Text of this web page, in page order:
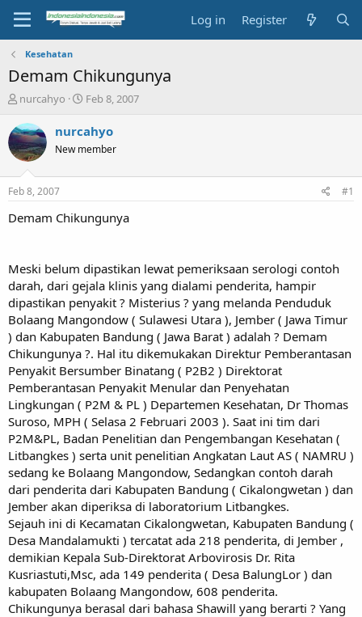
Log in Register
Kesehatan
Demam Chikungunya
T
r
e
a
s
t
a
r
nurcahyo
S
a
t
e
Feb 8, 2007
nurcahyo
New member
Feb 8, 2007 #1
Demam Chikungunya
Meski belum dipastikan lewat pemeriksaan serologi contoh
darah, dari gejala klinis yang dialami penderita, hampir
dipastikan penyakit ? Misterius ? yang melanda Penduduk
Bolaang Mangondow ( Sulawesi Utara ), Jember ( Jawa Timur
) dan Kabupaten Bandung ( Jawa Barat ) adalah ? Demam
Chikungunya ?. Hal itu dikemukakan Direktur Pemberantasan
Penyakit Bersumber Binatang ( P2B2 ) Direktorat
Pemberantasan Penyakit Menular dan Penyehatan
Lingkungan ( P2M & PL ) Departemen Kesehatan, Dr Thomas
Suroso, MPH ( Selasa 2 Februari 2003 ). Saat ini tim dari
P2M&PL, Badan Penelitian dan Pengembangan Kesehatan (
Litbangkes ) serta unit penelitian Angkatan Laut AS ( NAMRU )
sedang ke Bolaang Mangondow, Sedangkan contoh darah
dari penderita dari Kabupaten Bandung ( Cikalongwetan ) dan
Jember akan diperiksa di laboratorium Litbangkes.
Sejauh ini di Kecamatan Cikalongwetan, Kabupaten Bandung (
Desa Mandalamukti ) tercatat ada 218 penderita, di Jember ,
demikian Kepala Sub-Direktorat Arbovirosis Dr. Rita
Kusriastuti,Msc, ada 149 penderita ( Desa BalungLor ) dan
kabupaten Bolaang Mangondow, 608 penderita.
Chikungunya berasal dari bahasa Shawill yang berarti ? Yang